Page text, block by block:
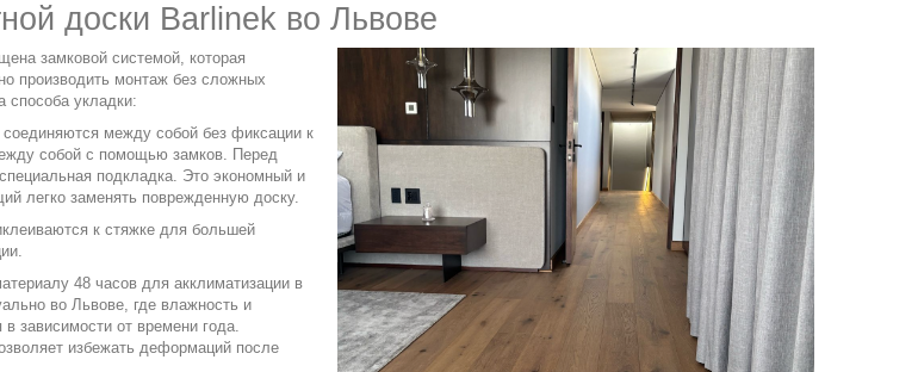
доски Barlinek во Львове
замковой системой, которая
производить монтаж без сложных
способа укладки:
соединяются между собой без фиксации к
собой с помощью замков. Перед
подкладка. Это экономный и
легко заменять поврежденную доску.
к стяжке для большей
48 часов для акклиматизации в
во Львове, где влажность и
зависимости от времени года.
избежать деформаций после